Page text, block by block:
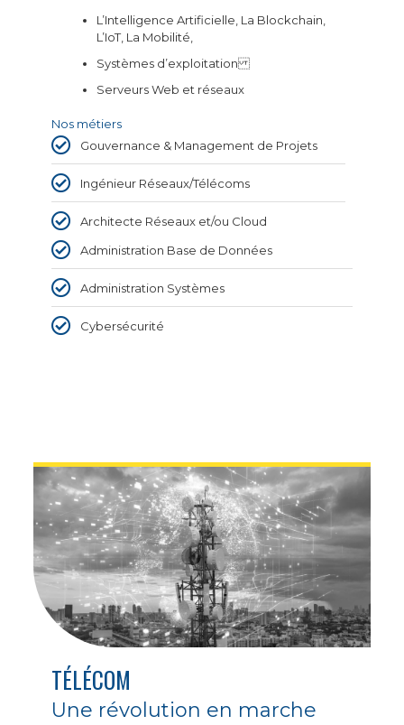
L’Intelligence Artificielle, La Blockchain,
L’IoT, La Mobilité,
Systèmes d’exploitation
Serveurs Web et réseaux
Nos métiers
Gouvernance & Management de Projets
Ingénieur Réseaux/Télécoms
Architecte Réseaux et/ou Cloud
Administration Base de Données
Administration Systèmes
Cybersécurité
TÉLÉCOM
Une révolution en marche